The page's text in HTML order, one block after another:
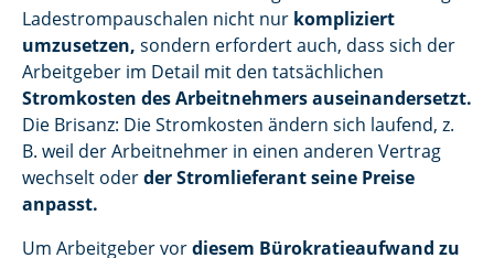
Ladestrompauschalen nicht nur kompliziert
umzusetzen, sondern erfordert auch, dass sich der
Arbeitgeber im Detail mit den tatsächlichen
Stromkosten des Arbeitnehmers auseinandersetzt.
Die Brisanz: Die Stromkosten ändern sich laufend, z.
B. weil der Arbeitnehmer in einen anderen Vertrag
wechselt oderder Stromlieferant seine Preise
anpasst.
Um Arbeitgeber vordiesem Bürokratieaufwand zu